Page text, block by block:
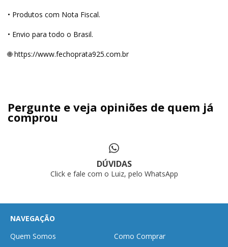
• Produtos com Nota Fiscal.
• Envio para todo o Brasil.
🌐https://www.fechoprata925.com.br
Pergunte e veja opiniões de quem já
comprou
DÚVIDAS
Click e fale com o Luiz, pelo WhatsApp
NAVEGAÇÃO
Quem Somos
Como Comprar